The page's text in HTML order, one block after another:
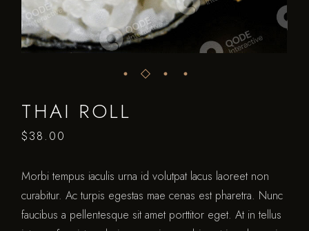
THAI ROLL
$38.00
Morbi tempus iaculis urna id volutpat lacus laoreet non
curabitur. Ac turpis egestas mae cenas est pharetra. Nunc
faucibus a pellentesque sit amet porttitor eget. At in tellus